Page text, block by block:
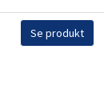
Se produkt